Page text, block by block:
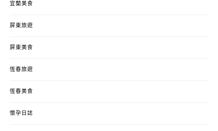
宜蘭美食
屏東旅遊
屏東美食
恆春旅遊
恆春美食
懷孕日誌